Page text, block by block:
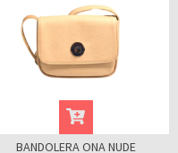
BANDOLERA ONA NUDE